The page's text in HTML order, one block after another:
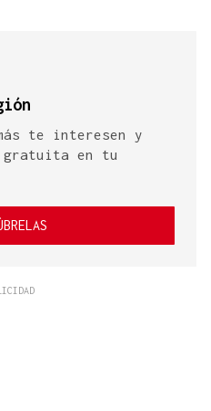
te interesen y
gratuita en tu